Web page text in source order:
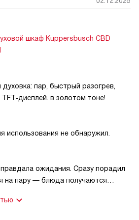
шкаф Kuppersbusch CBD
пар, быстрый разогрев,
в золотом тоне!
использования не обнаружил.
ожидания. Сразу порадил
на пару — блюда получаются
Управление понятное: